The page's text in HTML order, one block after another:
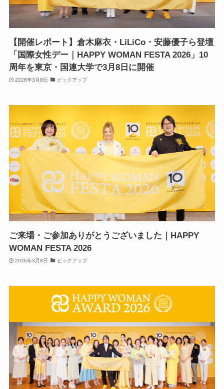
【開催レポート】倉木麻衣・LiLiCo・安藤優子ら登壇
「国際女性デー｜HAPPY WOMAN FESTA 2026」10
周年を東京・国連大学で3月8日に開催
2026年3月8日 ピックアップ
ご来場・ご参加ありがとうございました｜HAPPY
WOMAN FESTA 2026
2026年3月8日 ピックアップ